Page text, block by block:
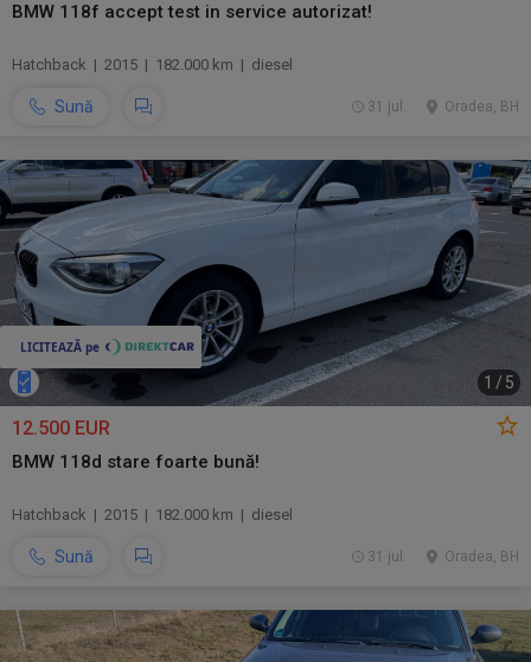
BMW 118f accept test in service autorizat!
Hatchback | 2015 | 182.000 km | diesel
Sună Oradea, BH
31 jul.
1 / 5
12.500 EUR
BMW 118d stare foarte bună!
Hatchback | 2015 | 182.000 km | diesel
Sună Oradea, BH
31 jul.